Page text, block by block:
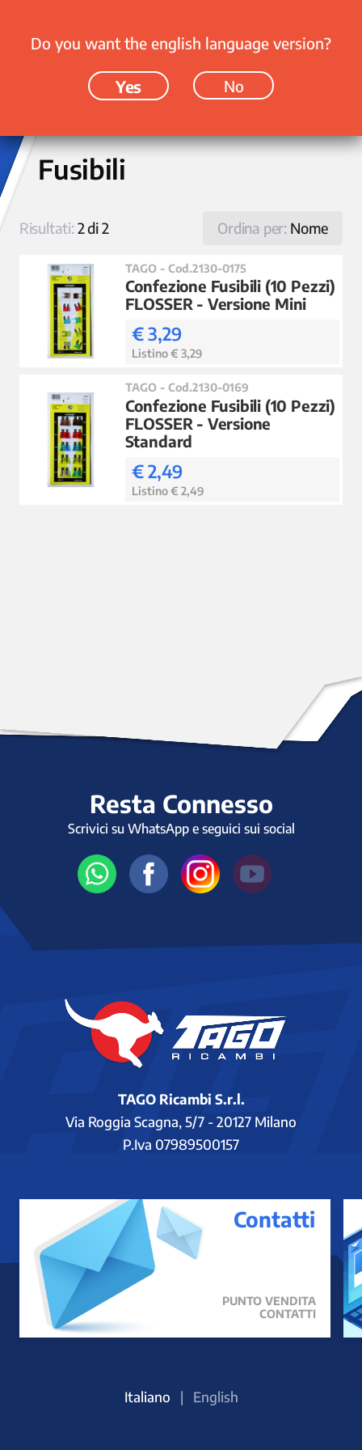
Fusibili
Ordina per: Nome
Risultati:2 di 2
TAGO - Cod.2130-0175
Confezione Fusibili (10 Pezzi)
FLOSSER - Versione Mini
€ 3,29
Listino € 3,29
TAGO - Cod.2130-0169
Confezione Fusibili (10 Pezzi)
FLOSSER - Versione
Standard
€ 2,49
Listino € 2,49
Resta Connesso
Scrivici su WhatsApp e seguici sui social
TAGO Ricambi S.r.l.
Via Roggia Scagna, 5/7 - 20127 Milano
P.Iva 07989500157
Contatti
PUNTO VENDITA
CONTATTI
Italiano | English
Do you want the english language version?
Yes No